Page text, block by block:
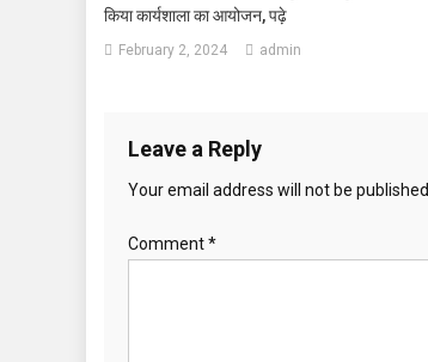
किया कार्यशाला का आयोजन, पढ़े
February 2, 2024 admin
Leave a Reply
Your email address will not be published.
Comment*